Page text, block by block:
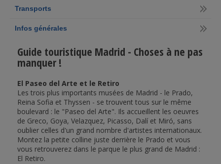
Transports
Infos générales
Guide touristique Madrid - Choses à ne pas
manquer !
El Paseo del Arte et le Retiro
Les trois plus importants musées de Madrid - le Prado,
Reina Sofia et Thyssen - se trouvent tous sur le même
boulevard : le "Paseo del Arte". Ils accueillent les oeuvres
de Greco, Goya, Velazquez, Picasso, Dalí et Miró, sans
oublier celles d'un grand nombre d'artistes internationaux.
Montez la petite colline juste derrière le Prado et vous
vous retrouverez dans le parque le plus grand de Madrid :
El Retiro.